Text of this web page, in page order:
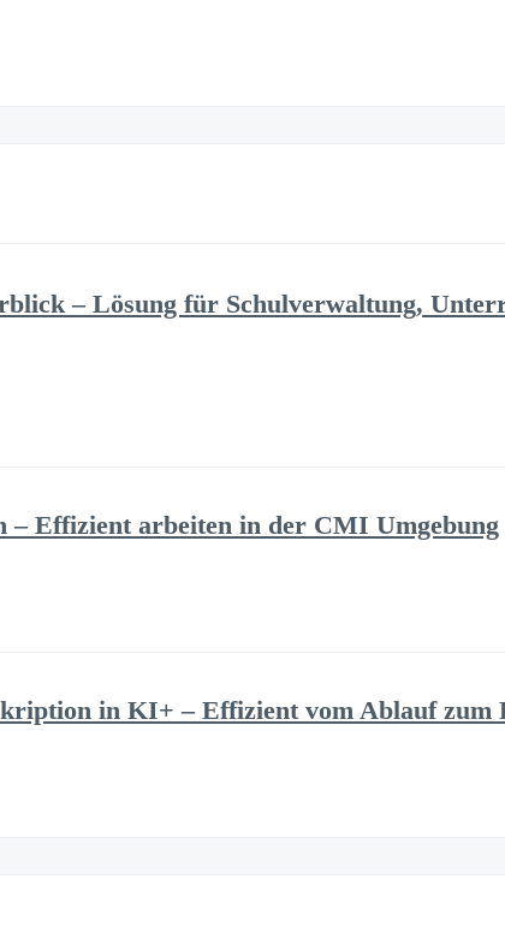
– Lösung für Schulverwaltung,
Effizient arbeiten in der CMI Umgebung
in KI+ – Effizient vom Ablauf zum